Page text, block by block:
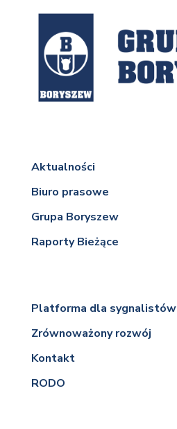
Aktualności
Biuro prasowe
Grupa Boryszew
Raporty Bieżące
Platforma dla sygnalistów
Zrównoważony rozwój
Kontakt
RODO